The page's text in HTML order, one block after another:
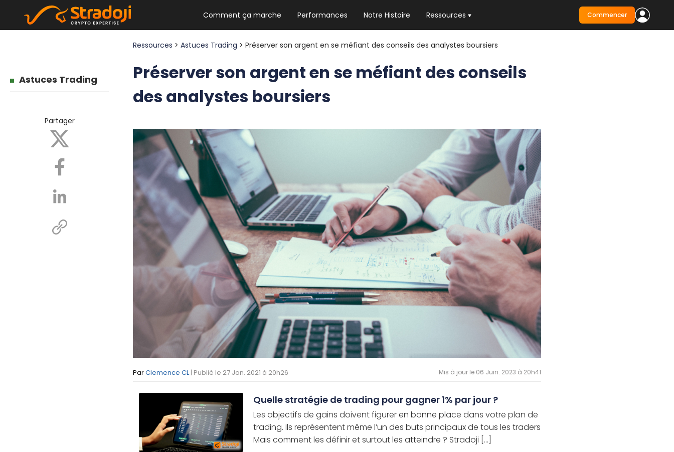
Comment ça marche Performances Notre Histoire Ressources
NEWSLETTER HEBDO
Les news crypto dont vous avez besoin
GUIDE CRYPTO STRADOJI
Commencer
Astuces Trading
Partager
Ressources >Astuces Trading > Préserver son argent en se méfiant des conseils des analystes boursiers
Préserver son argent en se méfiant des conseils
des analystes boursiers
ParClemence CL| Publié le 27 Jan. 2021 à 20h26 Mis à jour le 06 Juin. 2023 à 20h41
Quelle stratégie de trading pour gagner 1% par jour ?
Les objectifs de gains doivent figurer en bonne place dans votre plan de
trading. Ils représentent même l’un des buts principaux de tous les traders
Mais comment les définir et surtout les atteindre ? Stradoji [...]